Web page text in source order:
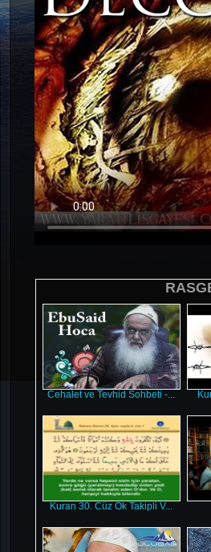
Cehalet ve Tevhid Sohbeti -...
Kuran 30. Cüz Ok Takipli V...